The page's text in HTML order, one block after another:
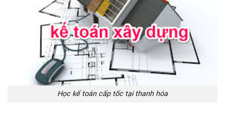
Học kế toán cấp tốc tại thanh hóa